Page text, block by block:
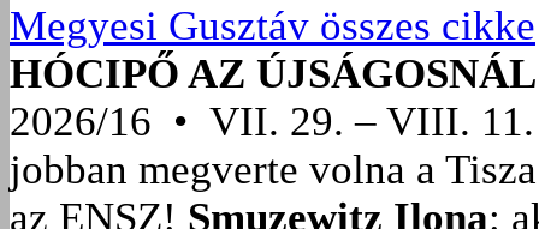
Megyesi Gusztáv összes cikke
HÓCIPŐ AZ ÚJSÁGOSNÁL
2026/16 • VII. 29. – VIII. 11.
jobban megverte volna a
az ENSZ! Smuzewitz Ilona: